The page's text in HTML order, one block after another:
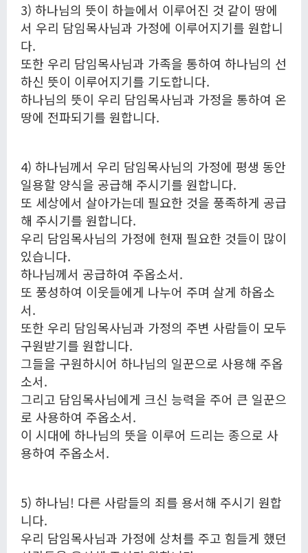
3) 하나님의 뜻이 하늘에서 이루어진 것 같이 땅에
서 우리 담임목사님과 가정에 이루어지기를 원합니
다.
또한 우리 담임목사님과 가족을 통하여 하나님의 선
하신 뜻이 이루어지기를 기도합니다.
하나님의 뜻이 우리 담임목사님과 가정을 통하여 온
땅에 전파되기를 원합니다.
4) 하나님께서 우리 담임목사님의 가정에 평생 동안
일용할 양식을 공급해 주시기를 원합니다.
또 세상에서 살아가는데 필요한 것을 풍족하게 공급
해 주시기를 원합니다.
우리 담임목사님의 가정에 현재 필요한 것들이 많이
있습니다.
하나님께서 공급하여 주옵소서.
또 풍성하여 이웃들에게 나누어 주며 살게 하옵소
서.
또한 우리 담임목사님과 가정의 주변 사람들이 모두
구원받기를 원합니다.
그들을 구원하시어 하나님의 일꾼으로 사용해 주옵
소서.
그리고 담임목사님에게 크신 능력을 주어 큰 일꾼으
로 사용하여 주옵소서.
이 시대에 하나님의 뜻을 이루어 드리는 종으로 사
용하여 주옵소서.
5) 하나님! 다른 사람들의 죄를 용서해 주시기 원합
니다.
우리 담임목사님과 가정에 상처를 주고 힘들게 했던